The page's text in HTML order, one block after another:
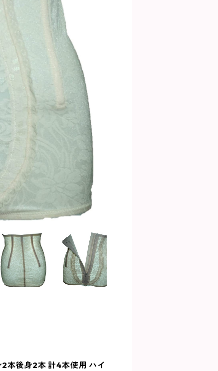
本後身2本 計4本使用 ハイ